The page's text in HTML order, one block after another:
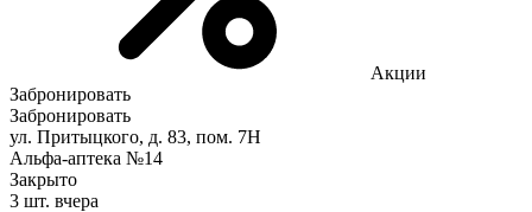
Акции
Забронировать
Забронировать
ул. Притыцкого, д. 83, пом. 7Н
Альфа-аптека №14
Закрыто
3 шт. вчера